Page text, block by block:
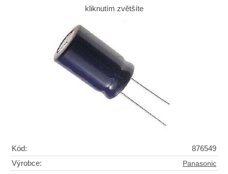
kliknutím zvětšíte
Kód:
876549
Výrobce:
Panasonic